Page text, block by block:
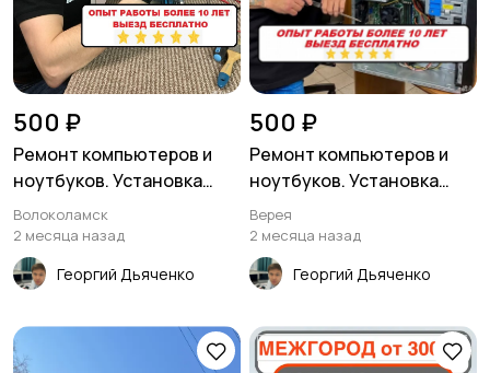
500 ₽
Ремонт компьютеров и
ноутбуков. Установка
виндовс
Волоколамск
2 месяца назад
Георгий Дьяченко
500 ₽
Ремонт компьютеров и
ноутбуков. Установка
виндовс
Верея
2 месяца назад
Георгий Дьяченко